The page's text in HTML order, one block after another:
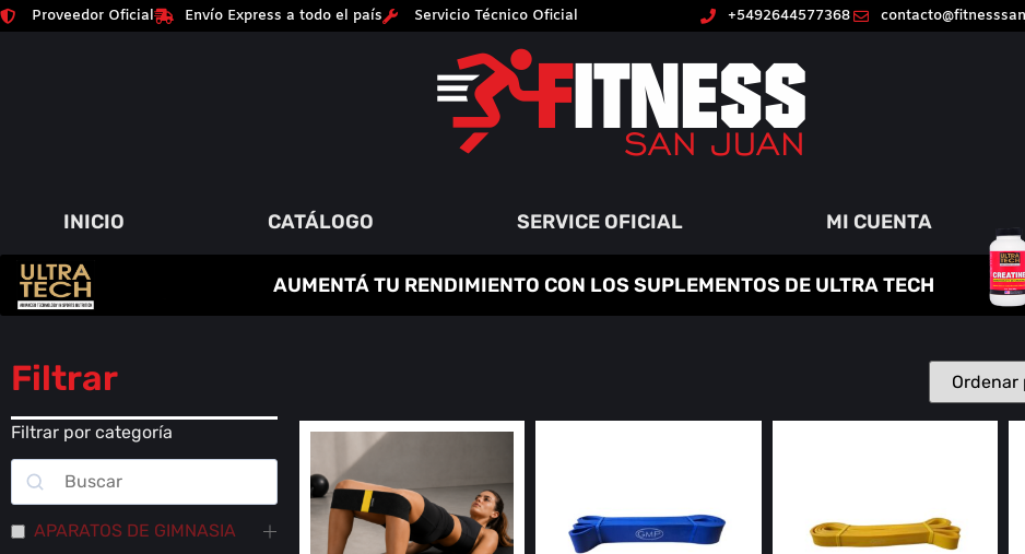
Proveedor Oficial Envío Express a todo el país Servicio Técnico Oficial +5492644577368
INICIO CATÁLOGO SERVICE OFICIAL MI CUENTA
PROTEÍNAS
AMINO
QUEMADOR
YMÁS
AUMENTÁ TU RENDIMIENTO CON LOS SUPLEMENTOS DE ULTRA TECH
Filtrar
Filtrar por categoría
APARATOS DE GIMNASIA